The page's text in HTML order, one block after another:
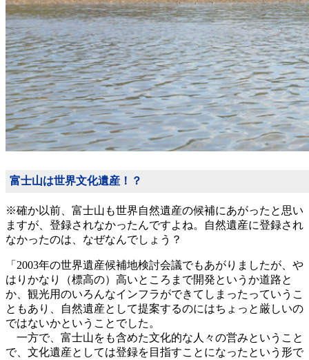
富士山は世界文化遺産！？
※確か以前、富士山も世界自然遺産の候補にあがったと思い
ますが、登録されなかったんですよね。自然遺産に登録され
なかったのは、なぜなんでしょう？
「2003年の世界遺産候補地検討会議でもあがりましたが、や
はりかなり（標高の）高いところまで開発というか道路と
か、観光用のいろんなインフラができてしまったっていうこ
ともあり、自然遺産として提案するのにはちょっと厳しいの
ではないかということでした。
一方で、富士山をも含めた文化的な人々の営みということ
で、文化遺産としては登録を目指すことになったという形で